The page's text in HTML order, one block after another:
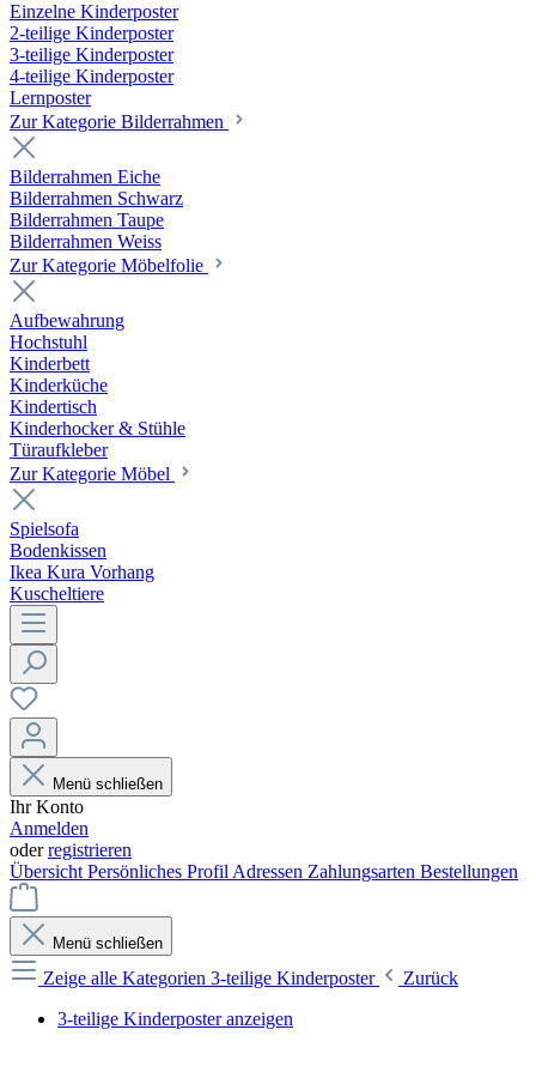
Einzelne Kinderposter
2-teilige Kinderposter
3-teilige Kinderposter
4-teilige Kinderposter
Lernposter
Zur Kategorie Bilderrahmen
Bilderrahmen Eiche
Bilderrahmen Schwarz
Bilderrahmen Taupe
Bilderrahmen Weiss
Zur Kategorie Möbelfolie
Aufbewahrung
Hochstuhl
Kinderbett
Kinderküche
Kindertisch
Kinderhocker & Stühle
Türaufkleber
Zur Kategorie Möbel
Spielsofa
Bodenkissen
Ikea Kura Vorhang
Kuscheltiere
Menü schließen
Ihr Konto
Anmelden
oderregistrieren
Übersicht Persönliches Profil Adressen Zahlungsarten Bestellungen
Menü schließen
Zeige alle Kategorien 3-teilige Kinderposter
Zurück
3-teilige Kinderposter anzeigen